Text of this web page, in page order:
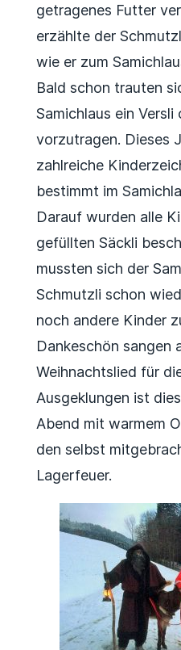
getragenes Futter
erzählte der
wie er zum
Bald schon trauten
Samichlaus ein Versli
vorzutragen. Dieses
zahlreiche
bestimmt im
Darauf wurden alle
gefüllten Säckli
mussten sich der
Schmutzli schon
noch andere Kinder
Dankeschön sangen
Weihnachtslied für
Ausgeklungen ist
Abend mit warmem
den selbst
Lagerfeuer.